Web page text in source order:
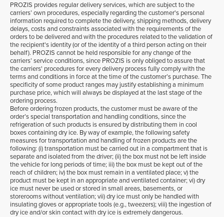
PROZIS provides regular delivery services, which are subject to the
carriers’ own procedures, especially regarding the customer's personal
information required to complete the delivery, shipping methods, delivery
delays, costs and constraints associated with the requirements of the
orders to be delivered and with the procedures related to the validation of
the recipient's identity (or of the identity of a third person acting on their
behalf). PROZIS cannot be held responsible for any change of the
carriers’ service conditions, since PROZIS is only obliged to assure that
the carriers' procedures for every delivery process fully comply with the
terms and conditions in force at the time of the customer’s purchase. The
specificity of some product ranges may justify establishing a minimum
purchase price, which will always be displayed at the last stage of the
ordering process.
Before ordering frozen products, the customer must be aware of the
order’s special transportation and handling conditions, since the
refrigeration of such products is ensured by distributing them in cool
boxes containing dry ice. By way of example, the following safety
measures for transportation and handling of frozen products are the
following: (i) transportation must be carried out in a compartment that is
separate and isolated from the driver; (ii) the box must not be left inside
the vehicle for long periods of time; iii) the box must be kept out of the
reach of children; iv) the box must remain in a ventilated place; v) the
product must be kept in an appropriate and ventilated container; vi) dry
ice must never be used or stored in small areas, basements, or
storerooms without ventilation; vii) dry ice must only be handled with
insulating gloves or appropriate tools (e.g., tweezers); viii) the ingestion of
dry ice and/or skin contact with dry ice is extremely dangerous.